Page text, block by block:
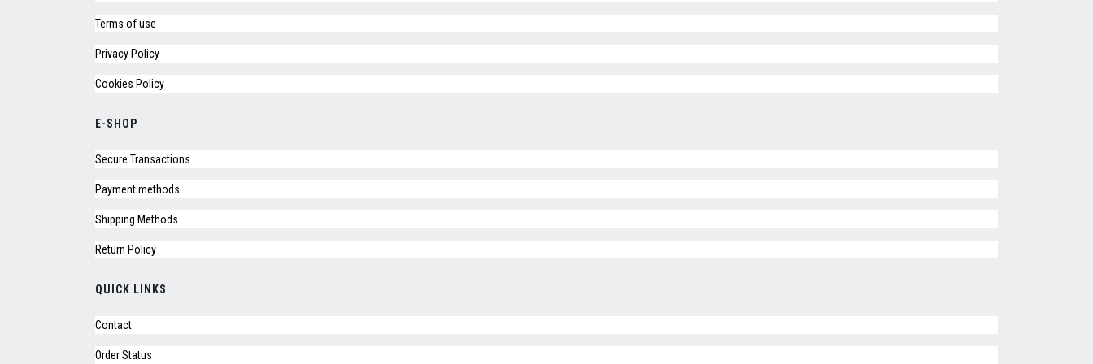
Terms of use
Privacy Policy
Cookies Policy
E-SHOP
Secure Transactions
Payment methods
Shipping Methods
Return Policy
QUICK LINKS
Contact
Order Status